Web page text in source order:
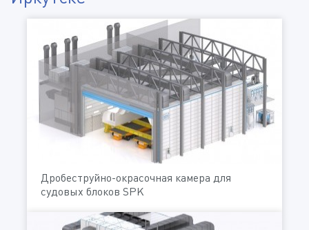
Дробеструйно-окрасочная камера для
судовых блоков SPK